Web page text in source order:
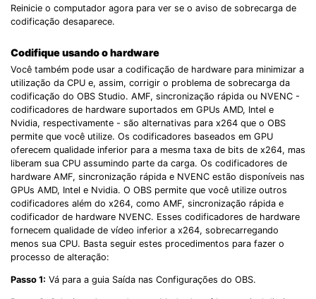
Reinicie o computador agora para ver se o aviso de sobrecarga de
codificação desaparece.
Codifique usando o hardware
Você também pode usar a codificação de hardware para minimizar a
utilização da CPU e, assim, corrigir o problema de sobrecarga da
codificação do OBS Studio. AMF, sincronização rápida ou NVENC -
codificadores de hardware suportados em GPUs AMD, Intel e
Nvidia, respectivamente - são alternativas para x264 que o OBS
permite que você utilize. Os codificadores baseados em GPU
oferecem qualidade inferior para a mesma taxa de bits de x264, mas
liberam sua CPU assumindo parte da carga. Os codificadores de
hardware AMF, sincronização rápida e NVENC estão disponíveis nas
GPUs AMD, Intel e Nvidia. O OBS permite que você utilize outros
codificadores além do x264, como AMF, sincronização rápida e
codificador de hardware NVENC. Esses codificadores de hardware
fornecem qualidade de vídeo inferior a x264, sobrecarregando
menos sua CPU. Basta seguir estes procedimentos para fazer o
processo de alteração:
Passo 1: Vá para a guia Saída nas Configurações do OBS.